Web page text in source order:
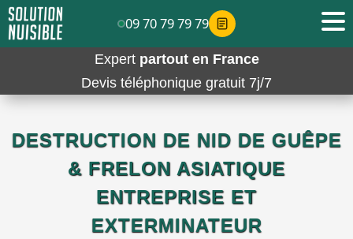
Expert partout en France
Devis téléphonique gratuit 7j/7
DESTRUCTION DE NID DE GUÊPE
& FRELON ASIATIQUE
ENTREPRISE ET
EXTERMINATEUR
09 70 79 79 79